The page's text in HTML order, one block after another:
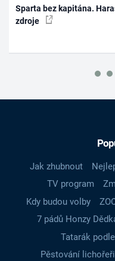
Sparta bez kapitána.
zdroje
Jak zhubnout
TV program
Kdy budou volby
7 pádů Honzy
Tatarák
Pěstování